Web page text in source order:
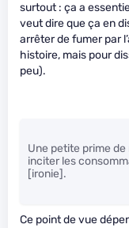
surtout : ça a
veut dire que ça en
arrêter de fumer par
histoire, mais pour
peu).
Une petite prime
inciter les
[ironie].
Ce point de vue